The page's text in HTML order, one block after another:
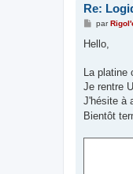
Re:
M
s
g
par
Hello,
La platine
Je rentre
J'hésite à
Bientôt